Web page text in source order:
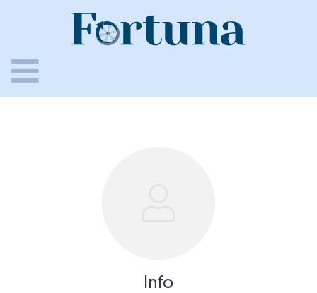
Info